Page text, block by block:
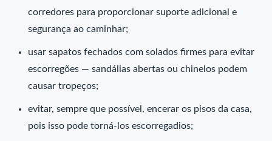
corredores para proporcionar suporte adicional e
segurança ao caminhar;
usar sapatos fechados com solados firmes para evitar
escorregões — sandálias abertas ou chinelos podem
causar tropeços;
evitar, sempre que possível, encerar os pisos da casa,
pois isso pode torná-los escorregadios;